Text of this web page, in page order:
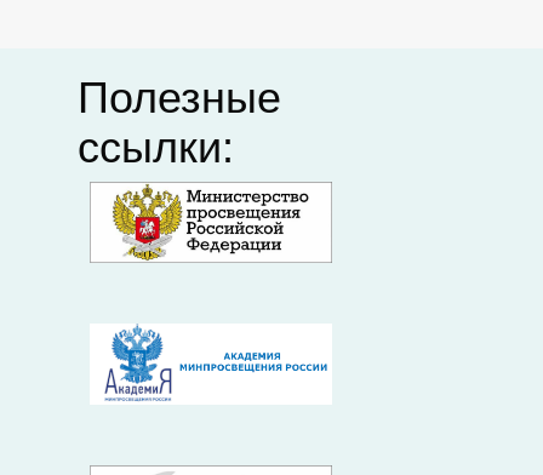
Полезные
ссылки: